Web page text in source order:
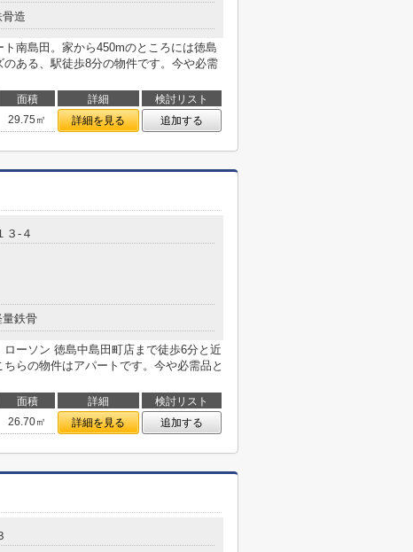
骨造
南島田。家から450mのところには徳島
ある、駅徒歩8分の物件です。今や必需
面積 詳細
検討リスト
29.75㎡ 詳細を見る 追加する
３-４
量鉄骨
ローソン 徳島中島田町店まで徒歩6分と近
らの物件はアパートです。今や必需品と
面積 詳細
検討リスト
26.70㎡ 詳細を見る 追加する